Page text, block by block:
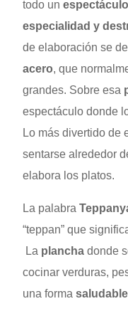
todo un
especialidad y
de elaboración se
acero, que
grandes. Sobre esa
espectáculo donde
Lo más divertido de
sentarse alrededor
elabora los platos.
La palabra
“teppan” que
La plancha donde
cocinar verduras,
una formasaludable